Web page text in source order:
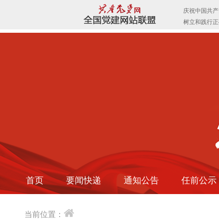
首页 要闻快递 通知公告 任前公示
当前位置：